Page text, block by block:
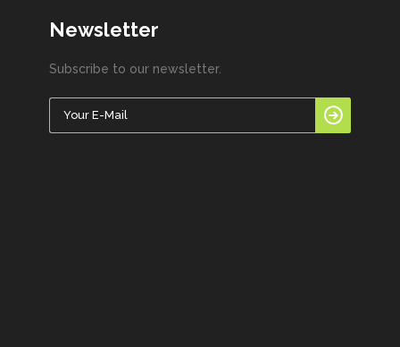
Newsletter
Subscribe to our newsletter.